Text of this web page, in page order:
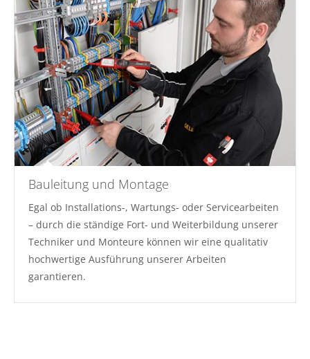
Bauleitung und Montage
Egal ob Installations-, Wartungs- oder Servicearbeiten
– durch die ständige Fort- und Weiterbildung unserer
Techniker und Monteure können wir eine qualitativ
hochwertige Ausführung unserer Arbeiten
garantieren.